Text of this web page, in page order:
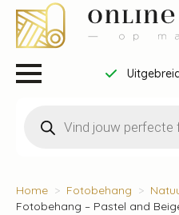
zoeken
Home Fotobehang
Fotobehang – Pastel and